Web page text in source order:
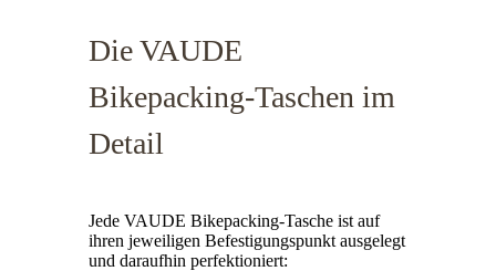
Die VAUDE
Bikepacking-Taschen im
Detail
Jede VAUDE Bikepacking-Tasche ist auf
ihren jeweiligen Befestigungspunkt ausgelegt
und daraufhin perfektioniert: